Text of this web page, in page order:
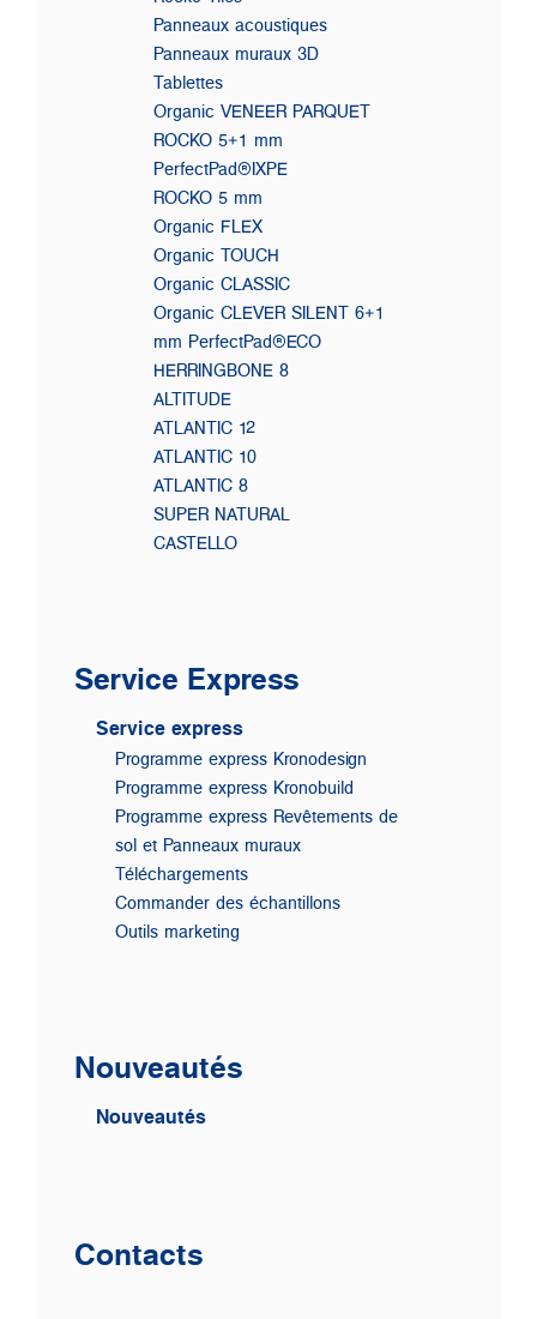
Panneaux acoustiques
Panneaux muraux 3D
Tablettes
Organic VENEER PARQUET
ROCKO 5+1 mm
PerfectPad®IXPE
ROCKO 5 mm
Organic FLEX
Organic TOUCH
Organic CLASSIC
Organic CLEVER SILENT 6+1
mm PerfectPad®ECO
HERRINGBONE 8
ALTITUDE
ATLANTIC 12
ATLANTIC 10
ATLANTIC 8
SUPER NATURAL
CASTELLO
Service Express
Service express
Programme express Kronodesign
Programme express Kronobuild
Programme express Revêtements de
sol et Panneaux muraux
Téléchargements
Commander des échantillons
Outils marketing
Nouveautés
Nouveautés
Contacts